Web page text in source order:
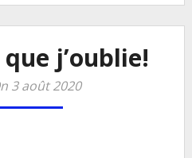
j’oublie!
3 août 2020